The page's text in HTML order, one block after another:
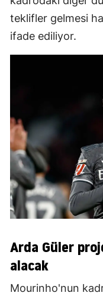
teklifler gelmesi
ifade ediliyor.
Arda Güler
alacak
Mourinho'nun